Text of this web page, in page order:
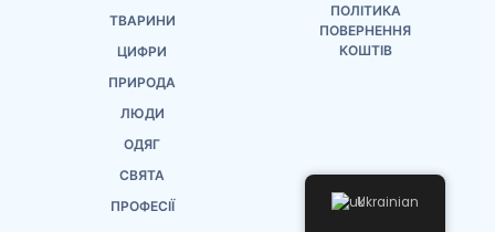
ТВАРИНИ
ЦИФРИ
ПРИРОДА
ЛЮДИ
ОДЯГ
СВЯТА
ПРОФЕСІЇ
ПОЛІТИКА
ПОВЕРНЕННЯ
КОШТІВ
Ukrainian